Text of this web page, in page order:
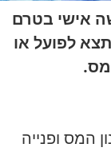
אישי בטרם
לפועל או
מס.
המס ופנייה